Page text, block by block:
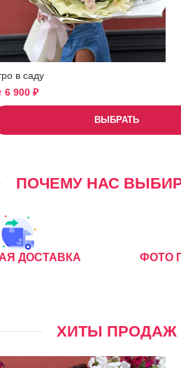
в саду
6 900 ₽
ВЫБРАТЬ
ПОЧЕМУ НАС
ДОСТАВКА ФОТО
ХИТЫ ПРОДАЖ